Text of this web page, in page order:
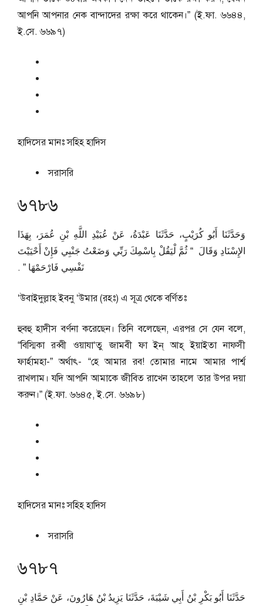
আপনি আপনার নেক বান্দাদের রক্ষা করে থাকেন।” (ই.ফা. ৬৬৪৪,
ই.সে. ৬৬৯৭)
হাদিসের মানঃসহিহ হাদিস
সরাসরি
৬৭৮৬
وَحَدَّثَنَا أَبُو كُرَيْبٍ، حَدَّثَنَا عَبْدَةُ، عَنْ عُبَيْدِ اللَّهِ بْنِ عُمَرَ، بِهَذَا
الإِسْنَادِ وَقَالَ ‏ “‏ ثُمَّ لْيَقُلْ بِاسْمِكَ رَبِّي وَضَعْتُ جَنْبِي فَإِنْ أَحْيَيْتَ
نَفْسِي فَارْحَمْهَا ‏”‏ ‏.‏
‘উবাইদুল্লাহ ইবনু ‘উমার (রহঃ) এ সূত্র থেকে বর্ণিতঃ
হুবহু হাদীস বর্ণনা করেছেন। তিনি বলেছেন, এরপর সে যেন বলে,
“বিস্মিকা রব্বী ওয়াযা‘তু জামবী ফা ইন্ আহ্ ইয়াইতা নাফ্সী
ফার্হামহা-” অর্থাৎ- “হে আমার রব! তোমার নামে আমার পার্শ্ব
রাখলাম। যদি আপনি আমাকে জীবিত রাখেন তাহলে তার উপর দয়া
করুন।” (ই.ফা. ৬৬৪৫, ই.সে. ৬৬৯৮)
হাদিসের মানঃসহিহ হাদিস
সরাসরি
৬৭৮৭
حَدَّثَنَا أَبُو بَكْرِ بْنُ أَبِي شَيْبَةَ، حَدَّثَنَا يَزِيدُ بْنُ هَارُونَ، عَنْ حَمَّادِ بْنِ